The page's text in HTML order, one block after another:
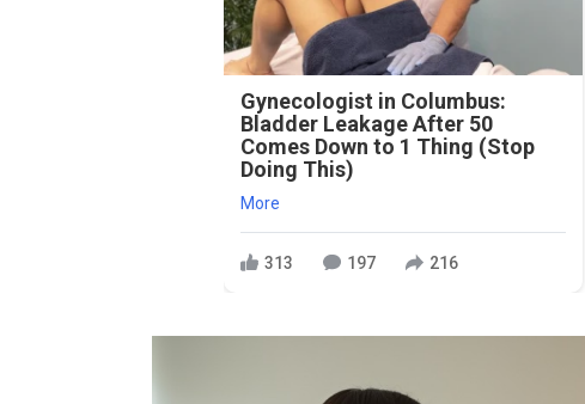
Gynecologist in Columbus:
Bladder Leakage After 50
Comes Down to 1 Thing (Stop
Doing This)
More
313 197 216